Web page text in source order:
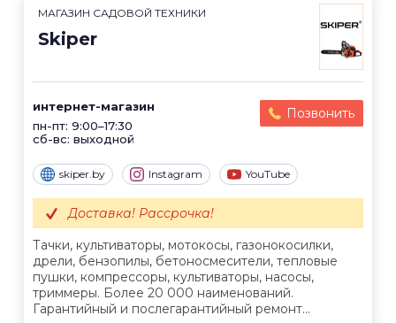
МАГАЗИН САДОВОЙ ТЕХНИКИ
Skiper
интернет-магазин
пн-пт: 9:00–17:30
сб-вс: выходной
Позвонить
skiper.by Instagram YouTube
Тачки, культиваторы, мотокосы, газонокосилки,
дрели, бензопилы, бетоносмесители, тепловые
пушки, компрессоры, культиваторы, насосы,
триммеры. Более 20 000 наименований.
Гарантийный и послегарантийный ремонт...
Доставка! Рассрочка!